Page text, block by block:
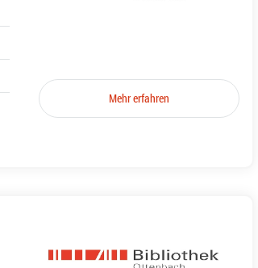
Mehr erfahren